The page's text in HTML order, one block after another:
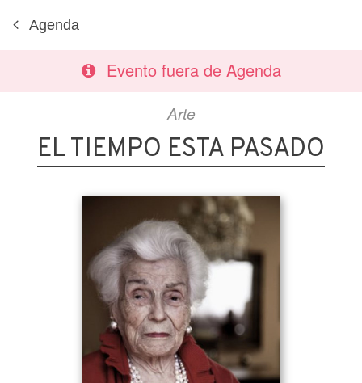
Agenda
Evento fuera de Agenda
Arte
EL TIEMPO ESTA PASADO